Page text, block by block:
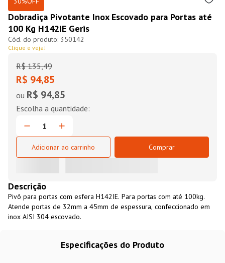
Dobradiça Pivotante Inox Escovado para Portas até
100 Kg H142IE Geris
350142
Clique e veja!
R$ 135,49
R$ 94,85
ou R$ 94,85
Adicionar ao carrinho Comprar
Descrição
Pivô para portas com esfera H142IE. Para portas com até 100kg.
Atende portas de 32mm a 45mm de espessura, confeccionado em
inox AISI 304 escovado.
Especificações do Produto